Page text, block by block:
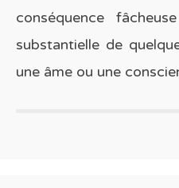
conséquence
substantielle de
une âme ou une